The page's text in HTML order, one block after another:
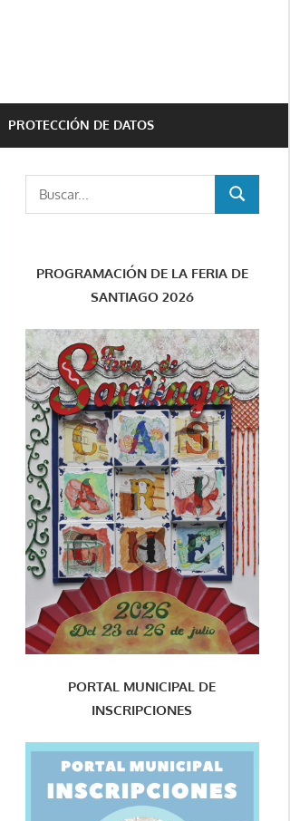
PROTECCIÓN DE DATOS
BUSCAR
PROGRAMACIÓN DE LA FERIA DE
SANTIAGO 2026
PORTAL MUNICIPAL DE
INSCRIPCIONES